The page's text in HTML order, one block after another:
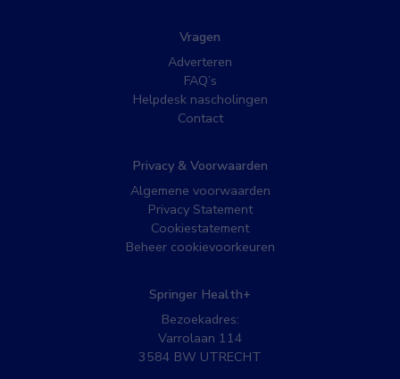
Vragen
Adverteren
FAQ’s
Helpdesk nascholingen
Contact
Privacy & Voorwaarden
Algemene voorwaarden
Privacy Statement
Cookiestatement
Beheer cookievoorkeuren
Springer Health+
Bezoekadres:
Varrolaan 114
3584 BW UTRECHT